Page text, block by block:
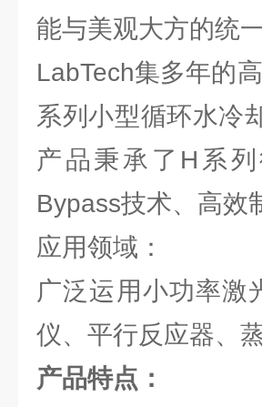
能与美观大方的统一
LabTech集多年的
系列小型循环水冷
产品秉承了H系
Bypass技术、高效
应用领域：
广泛运用小功率激
仪、平行反应器、
产品特点：